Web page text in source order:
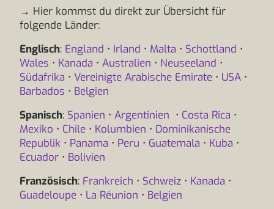
→ Hier kommst du direkt zur Übersicht für
folgende Länder:
Englisch: England • Irland • Malta • Schottland •
Wales • Kanada • Australien • Neuseeland •
Südafrika • Vereinigte Arabische Emirate • USA •
Barbados • Belgien
Spanisch: Spanien • Argentinien • Costa Rica •
Mexiko • Chile • Kolumbien • Dominikanische
Republik • Panama • Peru • Guatemala • Kuba •
Ecuador • Bolivien
Französisch: Frankreich • Schweiz • Kanada •
Guadeloupe • La Réunion • Belgien